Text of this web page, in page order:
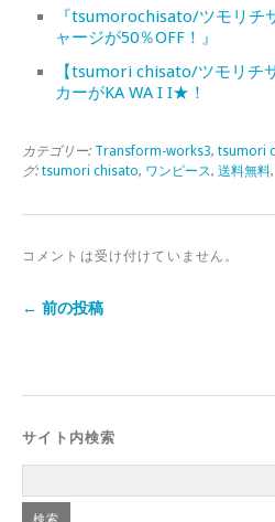
『tsumorochisato/ツモリ
ャージが50％OFF！』
【tsumori chisato/ツモリチ
カーがKA WA I I★！
カテゴリー: Transform-works3, tsumori
グ: tsumori chisato, ワンピース, 送料無料,
コメントは受け付けていません。
← 前の投稿
サイト内検索